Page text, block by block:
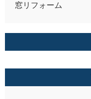
窓リフォーム